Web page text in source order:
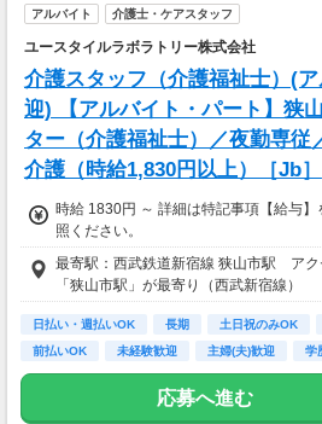
アルバイト 介護士・ケアスタッフ
ユースタイルラボラトリー株式会社
介護スタッフ（介護福祉士）(
迎) 【アルバイト・パート】狭
ター（介護福祉士）／夜勤専従
介護（時給1,830円以上）［Jb］
時給 1830円 ～ 詳細は特記事項【給与】
照ください。
最寄駅：西武鉄道新宿線 狭山市駅 アク
「狭山市駅」が最寄り（西武新宿線）
日払い・週払いOK 長期 土日祝のみOK
前払いOK
未経験歓迎 主婦(夫)歓迎 学
応募へ進む